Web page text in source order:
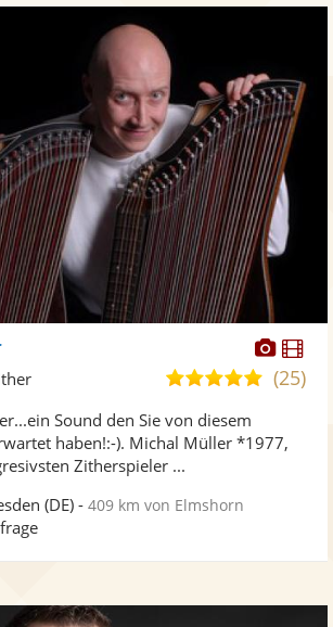
4,9
Sternen
(25)
Sound den Sie von diesem
haben!:-). Michal Müller *1977,
Zitherspieler ...
(DE) -409 km von Elmshorn